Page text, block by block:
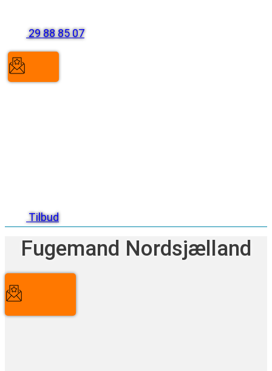
29 88 85 07
Tilbud
Fugemand Nordsjælland